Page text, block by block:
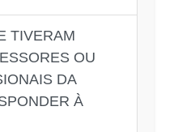
TIVERAM
OU
DA
À